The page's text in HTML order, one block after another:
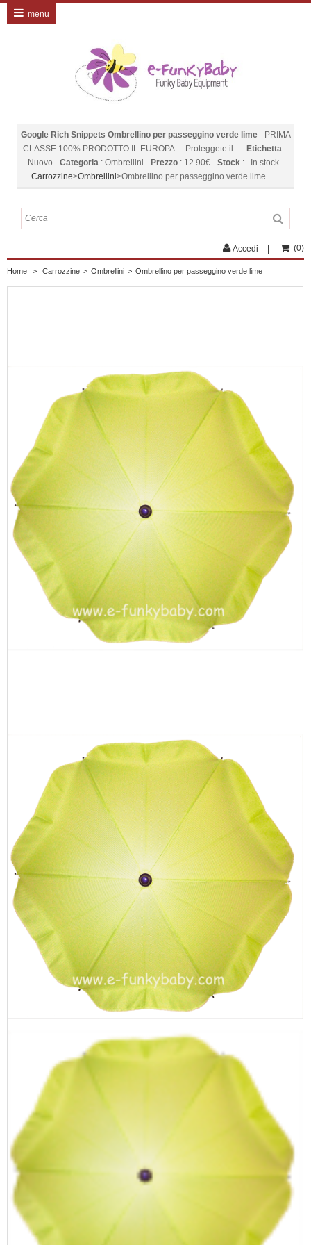
Google Rich Snippets Ombrellino per passeggino verde lime- PRIMA
CLASSE 100% PRODOTTO IL EUROPA - Proteggete il... - Etichetta :
Nuovo - Categoria: Ombrellini - Prezzo: 12.90€ - Stock: In stock -
Carrozzine>Ombrellini>Ombrellino per passeggino verde lime
menu
Accedi (0)
Home > Carrozzine > Ombrellini > Ombrellino per passeggino verde lime